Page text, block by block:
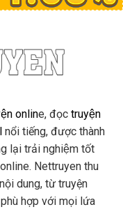
online, đọc truyện
nổi tiếng, được thành
lại trải nghiệm tốt
Nettruyen thu
dung, từ truyện
hợp với mọi lứa